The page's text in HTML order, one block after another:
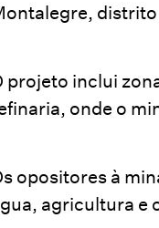
distrito
projeto inclui
onde o
opositores à
agricultura e